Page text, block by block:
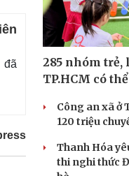
đã
285 nhóm trẻ,
TP.HCM có
Công an xã ở
120 triệu
Thanh Hóa
thi nghi thức